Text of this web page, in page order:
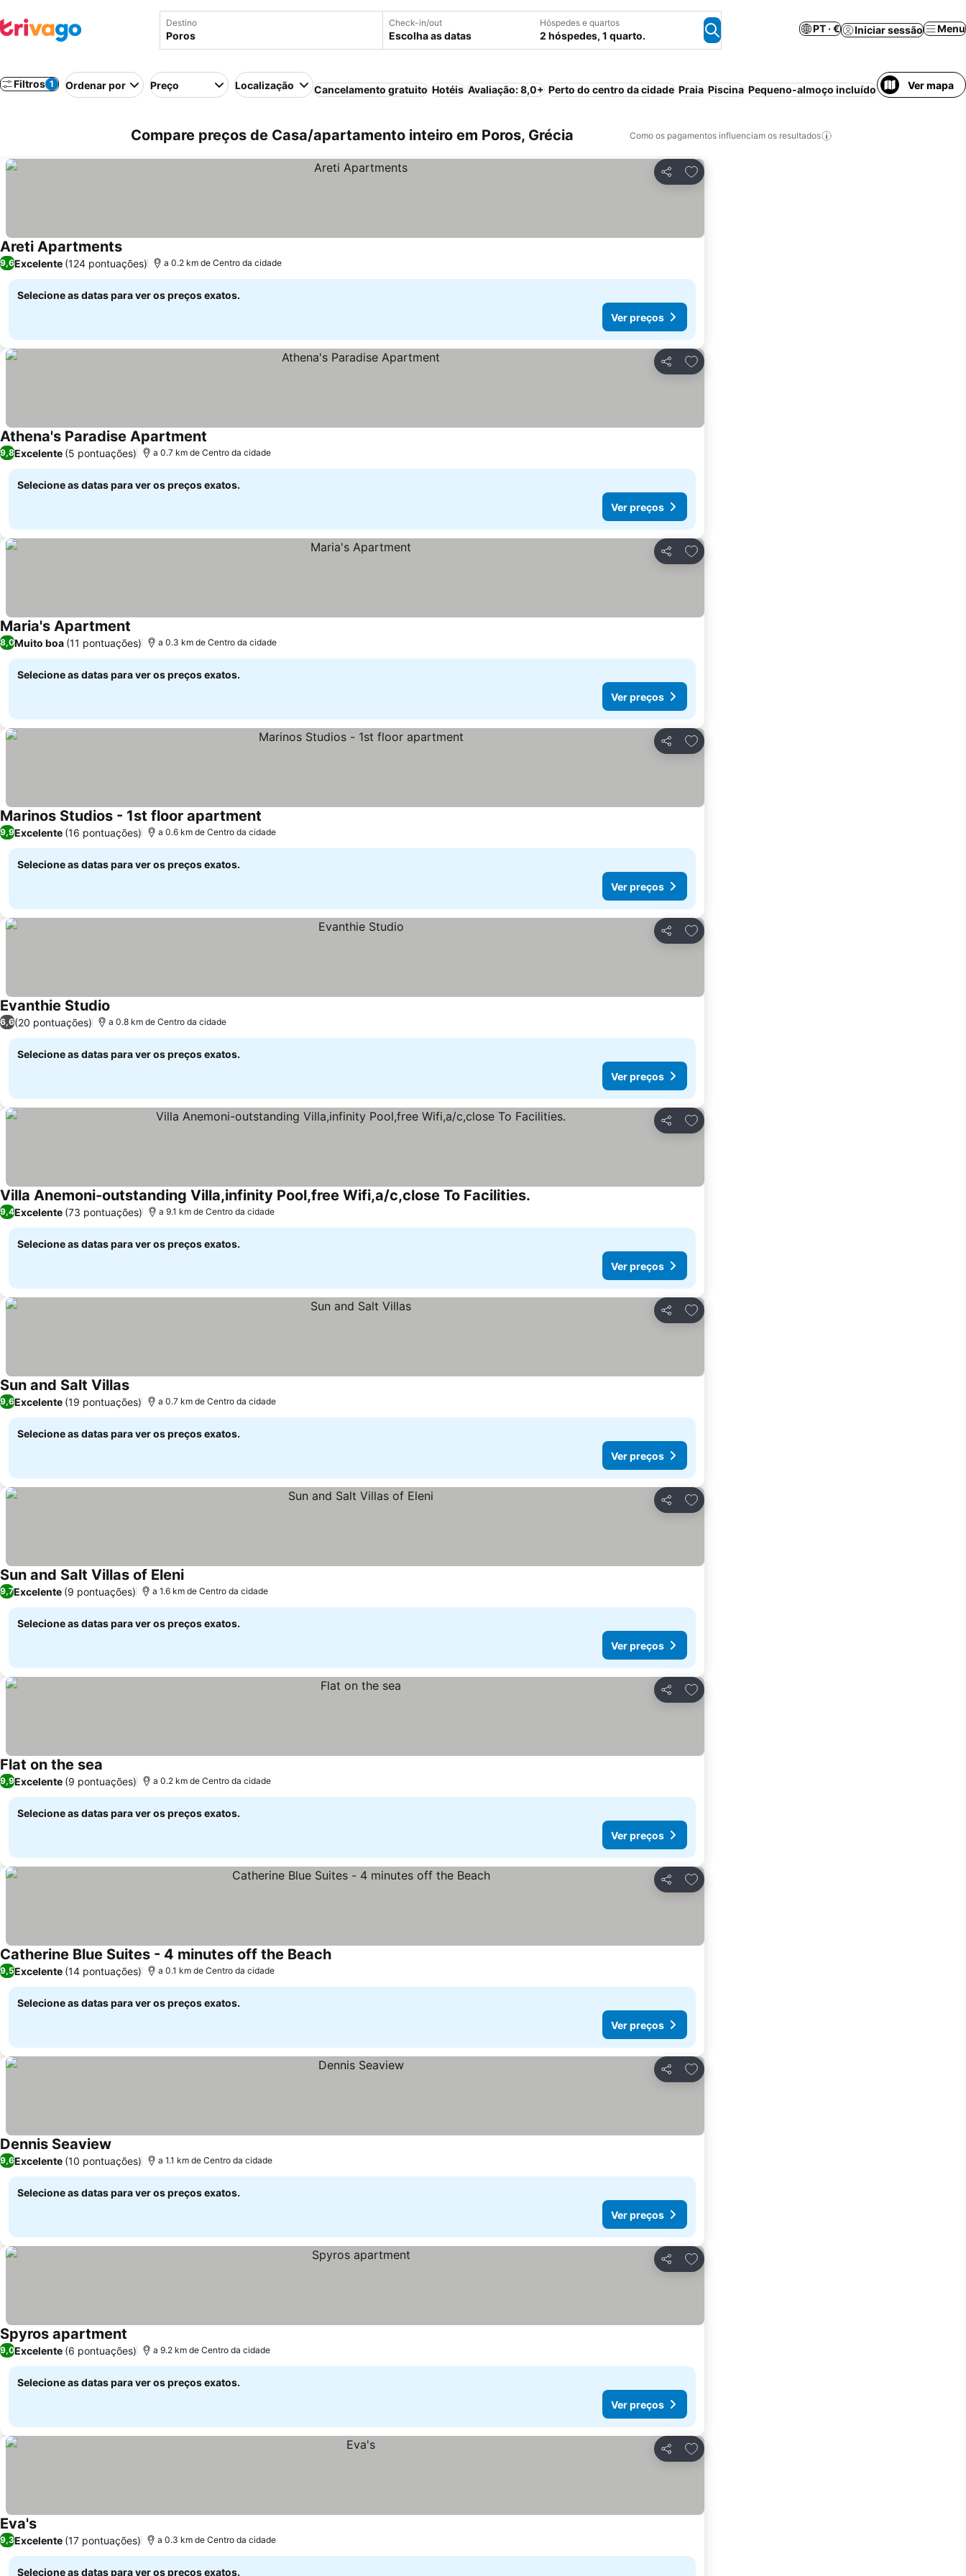
Destino Check-in/out
Escolha as datas
Hóspedes e quartos
2 hóspedes, 1 quarto.
PT · € Iniciar sessão Menu
Filtros 1 Ordenar por Preço Localização Cancelamento gratuito Hotéis Avaliação: 8,0+ Perto do centro da cidade Praia Piscina Pequeno-almoço incluído Aparthotel Ar
Ver mapa
Compare preços de Casa/apartamento inteiro em Poros, Grécia Como os pagamentos influenciam os resultados
Partilhar
Adicionar aos favoritos
Areti Apartments
9,6Excelente (124 pontuações) a 0.2 km de Centro da cidade
Selecione as datas para ver os preços exatos.
Ver preços
Partilhar
Adicionar aos favoritos
Athena's Paradise Apartment
9,8Excelente (5 pontuações) a 0.7 km de Centro da cidade
Selecione as datas para ver os preços exatos.
Ver preços
Partilhar
Adicionar aos favoritos
Maria's Apartment
8,0Muito boa (11 pontuações) a 0.3 km de Centro da cidade
Selecione as datas para ver os preços exatos.
Ver preços
Partilhar
Adicionar aos favoritos
Marinos Studios - 1st floor apartment
9,9Excelente (16 pontuações) a 0.6 km de Centro da cidade
Selecione as datas para ver os preços exatos.
Ver preços
Partilhar
Adicionar aos favoritos
Evanthie Studio
6,6(20 pontuações) a 0.8 km de Centro da cidade
Selecione as datas para ver os preços exatos.
Ver preços
Partilhar
Adicionar aos favoritos
Villa Anemoni-outstanding Villa,infinity Pool,free Wifi,a/c,close To Facilities.
9,4Excelente (73 pontuações) a 9.1 km de Centro da cidade
Selecione as datas para ver os preços exatos.
Ver preços
Partilhar
Adicionar aos favoritos
Sun and Salt Villas
9,6Excelente (19 pontuações) a 0.7 km de Centro da cidade
Selecione as datas para ver os preços exatos.
Ver preços
Partilhar
Adicionar aos favoritos
Sun and Salt Villas of Eleni
9,7Excelente (9 pontuações) a 1.6 km de Centro da cidade
Selecione as datas para ver os preços exatos.
Ver preços
Partilhar
Adicionar aos favoritos
Flat on the sea
9,9Excelente (9 pontuações) a 0.2 km de Centro da cidade
Selecione as datas para ver os preços exatos.
Ver preços
Partilhar
Adicionar aos favoritos
Catherine Blue Suites - 4 minutes off the Beach
9,5Excelente (14 pontuações) a 0.1 km de Centro da cidade
Selecione as datas para ver os preços exatos.
Ver preços
Partilhar
Adicionar aos favoritos
Dennis Seaview
9,6Excelente (10 pontuações) a 1.1 km de Centro da cidade
Selecione as datas para ver os preços exatos.
Ver preços
Partilhar
Adicionar aos favoritos
Spyros apartment
9,0Excelente (6 pontuações) a 9.2 km de Centro da cidade
Selecione as datas para ver os preços exatos.
Ver preços
Partilhar
Adicionar aos favoritos
Eva's
9,3Excelente (17 pontuações) a 0.3 km de Centro da cidade
Selecione as datas para ver os preços exatos.